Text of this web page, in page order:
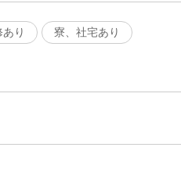
り 寮、社宅あり